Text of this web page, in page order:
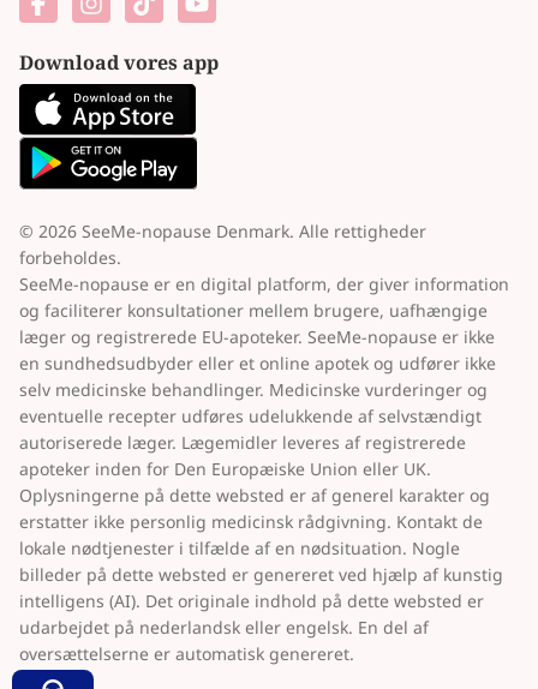
Download vores app
© 2026 SeeMe-nopause Denmark. Alle rettigheder
forbeholdes.
SeeMe-nopause er en digital platform, der giver information
og faciliterer konsultationer mellem brugere, uafhængige
læger og registrerede EU-apoteker. SeeMe-nopause er ikke
en sundhedsudbyder eller et online apotek og udfører ikke
selv medicinske behandlinger. Medicinske vurderinger og
eventuelle recepter udføres udelukkende af selvstændigt
autoriserede læger. Lægemidler leveres af registrerede
apoteker inden for Den Europæiske Union eller UK.
Oplysningerne på dette websted er af generel karakter og
erstatter ikke personlig medicinsk rådgivning. Kontakt de
lokale nødtjenester i tilfælde af en nødsituation. Nogle
billeder på dette websted er genereret ved hjælp af kunstig
intelligens (AI). Det originale indhold på dette websted er
udarbejdet på nederlandsk eller engelsk. En del af
oversættelserne er automatisk genereret.